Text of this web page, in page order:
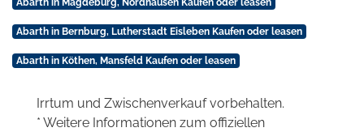
Abarth in Magdeburg, Nordhausen Kaufen oder leasen
Abarth in Bernburg, Lutherstadt Eisleben Kaufen oder leasen
Abarth in Köthen, Mansfeld Kaufen oder leasen
Irrtum und Zwischenverkauf vorbehalten.
* Weitere Informationen zum offiziellen